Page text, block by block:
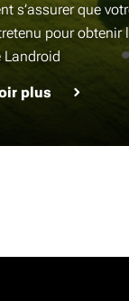
s’assurer que
pour obtenir
Landroid
plus